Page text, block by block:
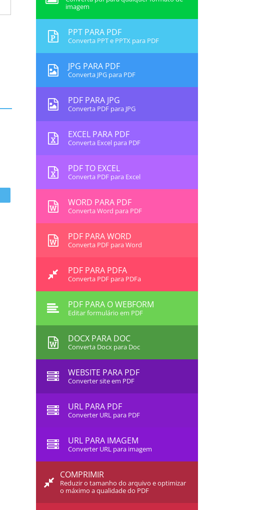
imagem
PPT PARA PDF
Converta PPT e PPTX para PDF
JPG PARA PDF
Converta JPG para PDF
PDF PARA JPG
Converta PDF para JPG
EXCEL PARA PDF
Converta Excel para PDF
PDF TO EXCEL
Converta PDF para Excel
WORD PARA PDF
Converta Word para PDF
PDF PARA WORD
Converta PDF para Word
PDF PARA PDFA
Converta PDF para PDFa
PDF PARA O WEBFORM
Editar formulário em PDF
DOCX PARA DOC
Converta Docx para Doc
WEBSITE PARA PDF
Converter site em PDF
URL PARA PDF
Converter URL para PDF
URL PARA IMAGEM
Converter URL para imagem
COMPRIMIR
Reduzir o tamanho do arquivo e optimizar
o máximo a qualidade do PDF